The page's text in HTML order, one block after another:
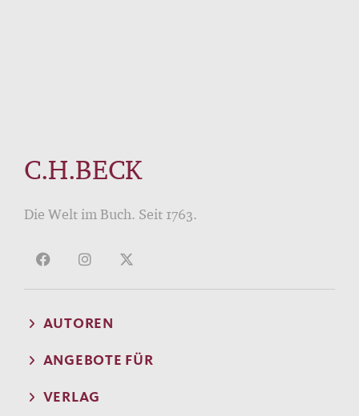
C.H.BECK
Die Welt im Buch. Seit 1763.
AUTOREN
ANGEBOTE FÜR
VERLAG